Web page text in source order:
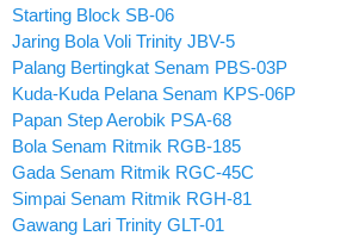
Starting Block SB-06
Jaring Bola Voli Trinity JBV-5
Palang Bertingkat Senam PBS-03P
Kuda-Kuda Pelana Senam KPS-06P
Papan Step Aerobik PSA-68
Bola Senam Ritmik RGB-185
Gada Senam Ritmik RGC-45C
Simpai Senam Ritmik RGH-81
Gawang Lari Trinity GLT-01